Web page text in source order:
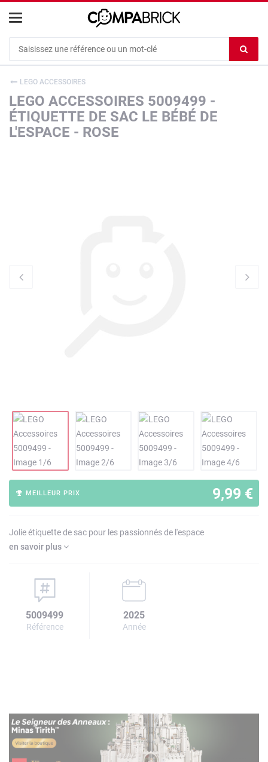
le
LEGO ACCESSOIRES
LEGO ACCESSOIRES 5009499 -
ÉTIQUETTE DE SAC LE BÉBÉ DE
L'ESPACE - ROSE
9,99 €
MEILLEUR PRIX
Jolie étiquette de sac pour les passionnés de l'espace
en savoir plus
5009499
Référence
2025
Année
Cookies management panel